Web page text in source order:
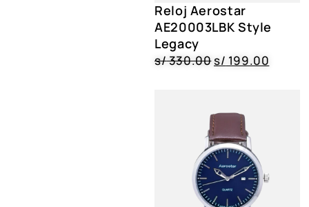
Reloj Aerostar
AE20003LBK Style
Legacy
s/330.00s/ 199.00